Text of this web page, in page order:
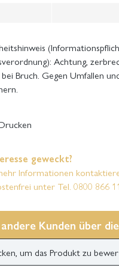
Achtung,
Bruch. Gegen Umfallen
geweckt?
Informationen
unter Tel. 0800 866
Kunden über
um das Produkt zu